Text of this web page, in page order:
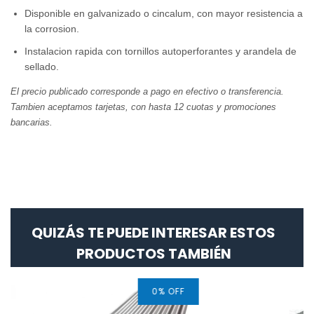
Disponible en galvanizado o cincalum, con mayor resistencia a
la corrosion.
Instalacion rapida con tornillos autoperforantes y arandela de
sellado.
El precio publicado corresponde a pago en efectivo o transferencia.
Tambien aceptamos tarjetas, con hasta 12 cuotas y promociones
bancarias.
QUIZÁS TE PUEDE INTERESAR ESTOS
PRODUCTOS TAMBIÉN
0% OFF